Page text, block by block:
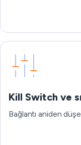
Kill Switch ve
Bağlantı aniden